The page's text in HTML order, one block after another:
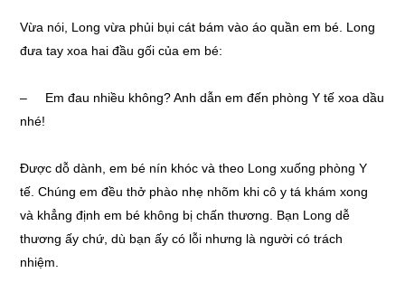
Vừa nói, Long vừa phủi bụi cát bám vào áo quần em bé. Long
đưa tay xoa hai đầu gối của em bé:
– Em đau nhiều không? Anh dẫn em đến phòng Y tế xoa dầu
nhé!
Được dỗ dành, em bé nín khóc và theo Long xuống phòng Y
tế. Chúng em đều thở phào nhẹ nhõm khi cô y tá khám xong
và khẳng định em bé không bị chấn thương. Bạn Long dễ
thương ấy chứ, dù bạn ấy có lỗi nhưng là người có trách
nhiệm.